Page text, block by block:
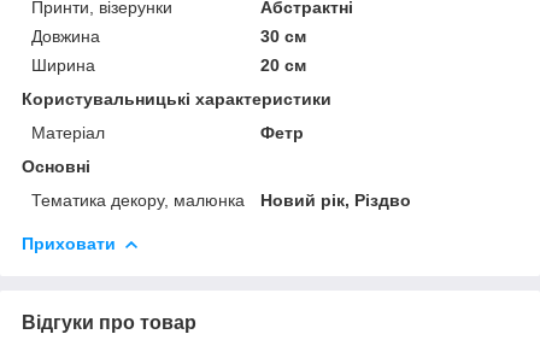
Принти, візерунки
Абстрактні
Довжина
30 см
Ширина
20 см
Користувальницькі характеристики
Матеріал
Фетр
Основні
Тематика декору, малюнка
Новий рік, Різдво
Приховати
Відгуки про товар